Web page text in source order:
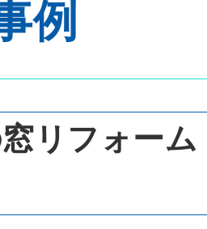
ム
ー
例
窓リフォー